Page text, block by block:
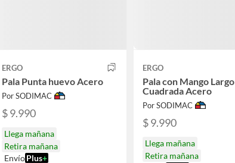
ERGO
Pala Punta huevo Acero
Por SODIMAC
$ 9.990
Llega mañana
Retira mañana
Envío Plus+
ERGO
Pala con Mango Largo
Cuadrada Acero
Por SODIMAC
$ 9.990
Llega mañana
Retira mañana